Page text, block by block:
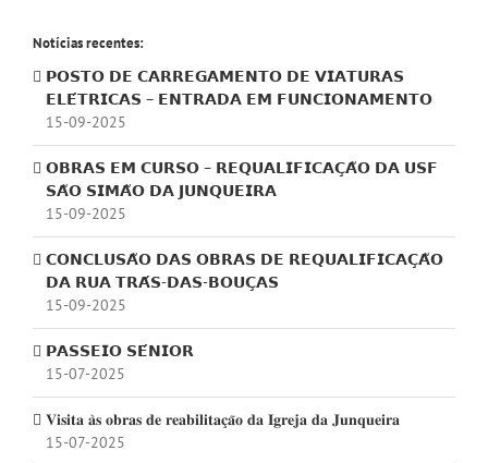
Notícias recentes:
𝗣𝗢𝗦𝗧𝗢 𝗗𝗘 𝗖𝗔𝗥𝗥𝗘𝗚𝗔𝗠𝗘𝗡𝗧𝗢 𝗗𝗘 𝗩𝗜𝗔𝗧𝗨𝗥𝗔𝗦
𝗘𝗟𝗘́𝗧𝗥𝗜𝗖𝗔𝗦 – 𝗘𝗡𝗧𝗥𝗔𝗗𝗔 𝗘𝗠 𝗙𝗨𝗡𝗖𝗜𝗢𝗡𝗔𝗠𝗘𝗡𝗧𝗢
15-09-2025
𝗢𝗕𝗥𝗔𝗦 𝗘𝗠 𝗖𝗨𝗥𝗦𝗢 – 𝗥𝗘𝗤𝗨𝗔𝗟𝗜𝗙𝗜𝗖𝗔𝗖̧𝗔̃𝗢 𝗗𝗔 𝗨𝗦𝗙
𝗦𝗔̃𝗢 𝗦𝗜𝗠𝗔̃𝗢 𝗗𝗔 𝗝𝗨𝗡𝗤𝗨𝗘𝗜𝗥𝗔
15-09-2025
𝗖𝗢𝗡𝗖𝗟𝗨𝗦𝗔̃𝗢 𝗗𝗔𝗦 𝗢𝗕𝗥𝗔𝗦 𝗗𝗘 𝗥𝗘𝗤𝗨𝗔𝗟𝗜𝗙𝗜𝗖𝗔𝗖̧𝗔̃𝗢
𝗗𝗔 𝗥𝗨𝗔 𝗧𝗥𝗔́𝗦-𝗗𝗔𝗦-𝗕𝗢𝗨𝗖̧𝗔𝗦
15-09-2025
𝗣𝗔𝗦𝗦𝗘𝗜𝗢 𝗦𝗘́𝗡𝗜𝗢𝗥
15-07-2025
𝐕𝐢𝐬𝐢𝐭𝐚 𝐚̀𝐬 𝐨𝐛𝐫𝐚𝐬 𝐝𝐞 𝐫𝐞𝐚𝐛𝐢𝐥𝐢𝐭𝐚𝐜̧𝐚̃𝐨 𝐝𝐚 𝐈𝐠𝐫𝐞𝐣𝐚 𝐝𝐚 𝐉𝐮𝐧𝐪𝐮𝐞𝐢𝐫𝐚
15-07-2025